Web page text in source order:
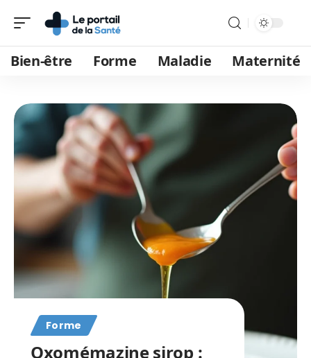
Bien-être Forme Maladie Maternité
Forme
Oxomémazine sirop :